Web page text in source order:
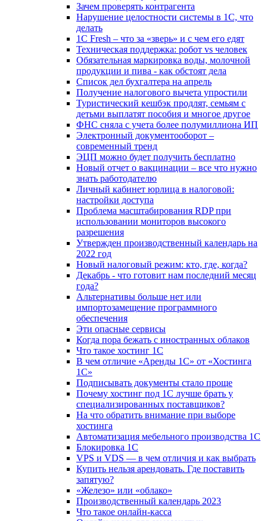
Зачем проверять контрагента
Нарушение целостности системы в 1С, что
делать
1С Fresh – что за «зверь» и с чем его едят
Техническая поддержка: робот vs человек
Обязательная маркировка воды, молочной
продукции и пива - как обстоят дела
Список дел бухгалтера на апрель
Получение налогового вычета упростили
Туристический кешбэк продлят, семьям с
детьми выплатят пособия и многое другое
ФНС сняла с учета более полумиллиона ИП
Электронный документооборот –
современный тренд
ЭЦП можно будет получить бесплатно
Новый отчет о вакцинации – все что нужно
знать работодателю
Личный кабинет юрлица в налоговой:
настройки доступа
Проблема масштабирования RDP при
использовании мониторов высокого
разрешения
Утвержден производственный календарь на
2022 год
Новый налоговый режим: кто, где, когда?
Декабрь - что готовит нам последний месяц
года?
Альтернативы больше нет или
импортозамещение программного
обеспечения
Эти опасные сервисы
Когда пора бежать с иностранных облаков
Что такое хостинг 1С
В чем отличие «Аренды 1С» от «Хостинга
1С»
Подписывать документы стало проще
Почему хостинг под 1С лучше брать у
специализированных поставщиков?
На что обратить внимание при выборе
хостинга
Автоматизация мебельного производства 1С
Блокировка 1С
VPS и VDS — в чем отличия и как выбрать
Купить нельзя арендовать. Где поставить
запятую?
«Железо» или «облако»
Производственный календарь 2023
Что такое онлайн-касса